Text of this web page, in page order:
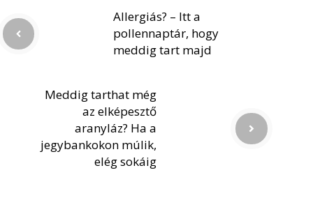
Allergiás? – Itt a
pollennaptár, hogy
meddig tart majd
Meddig tarthat még
az elképesztő
aranyláz? Ha a
jegybankokon múlik,
elég sokáig